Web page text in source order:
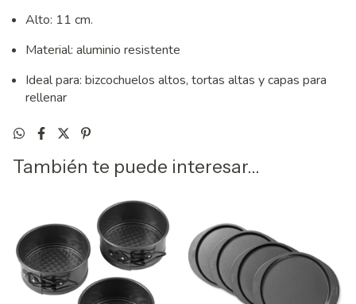
Alto: 11 cm.
Material: aluminio resistente
Ideal para: bizcochuelos altos, tortas altas y capas para
rellenar
También te puede interesar...